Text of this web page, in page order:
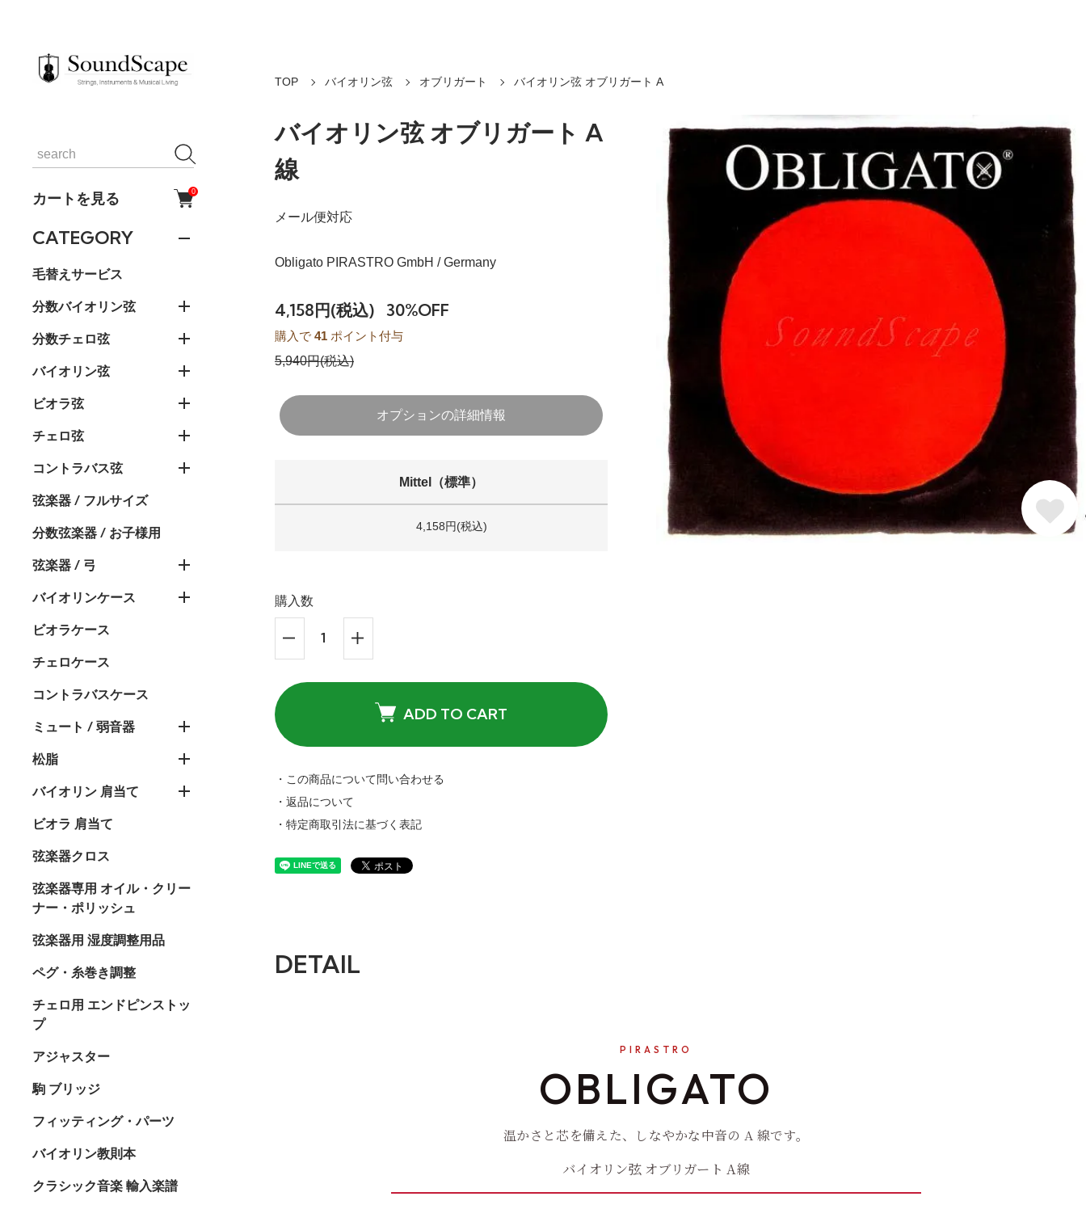
カートを見る 0
CATEGORY
毛替えサービス
分数バイオリン弦
分数チェロ弦
バイオリン弦
ビオラ弦
チェロ弦
コントラバス弦
弦楽器 / フルサイズ
分数弦楽器 / お子様用
弦楽器 / 弓
バイオリンケース
ビオラケース
チェロケース
コントラバスケース
ミュート / 弱音器
松脂
バイオリン 肩当て
ビオラ 肩当て
弦楽器クロス
弦楽器専用 オイル・クリー
ナー・ポリッシュ
弦楽器用 湿度調整用品
ペグ・糸巻き調整
チェロ用 エンドピンストッ
プ
アジャスター
駒 ブリッジ
フィッティング・パーツ
バイオリン教則本
クラシック音楽 輸入楽譜
TOP バイオリン弦 オブリガート バイオリン弦 オブリガート A
バイオリン弦 オブリガート A
線
メール便対応
Obligato PIRASTRO GmbH / Germany
4,158円(税込) 30%OFF
購入で 41 ポイント付与
5,940円(税込)
オプションの詳細情報
Mittel（標準）
4,158円(税込)
購入数
ADD TO CART
・この商品について問い合わせる
・返品について
・特定商取引法に基づく表記
DETAIL
PIRASTRO
OBLIGATO
温かさと芯を備えた、しなやかな中音の A 線です。
バイオリン弦 オブリガート A線